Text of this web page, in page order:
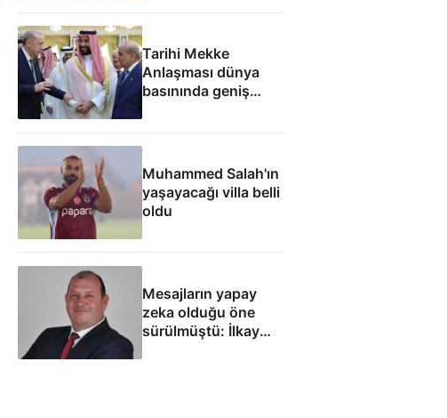
Tarihi Mekke
Anlaşması dünya
basınında geniş
yankı uyandırdı
Muhammed Salah'ın
yaşayacağı villa belli
oldu
Mesajların yapay
zeka olduğu öne
sürülmüştü: İlkay